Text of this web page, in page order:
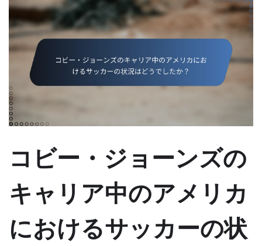
コビー・ジョーンズの
キャリア中のアメリカ
におけるサッカーの状